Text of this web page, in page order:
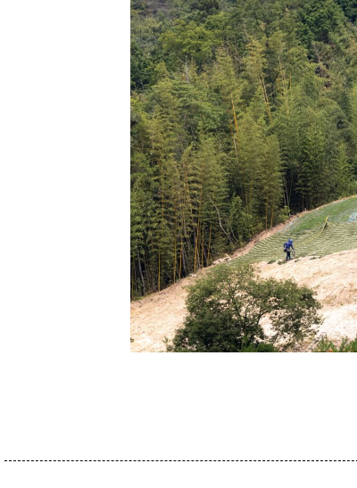
代表メッセージ・会社概要
福利厚生・勤務環境
よくある質問
Copyright